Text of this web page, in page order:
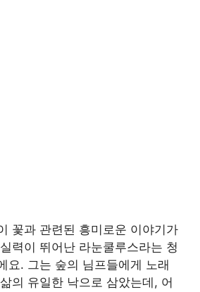
꽃과 관련된 흥미로운 이야기가
력이 뛰어난 라눈쿨루스라는 청
요. 그는 숲의 님프들에게 노래
의 유일한 낙으로 삼았는데, 어